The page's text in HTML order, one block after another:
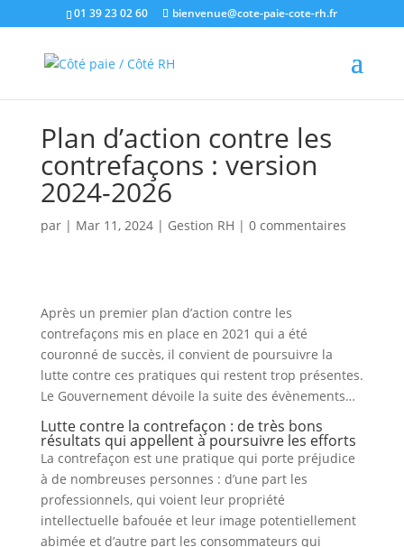
01 39 23 02 60 bienvenue@cote-paie-cote-rh.fr
Plan d’action contre les
contrefaçons : version
2024-2026
par | Mar 11, 2024| Gestion RH | 0 commentaires
Après un premier plan d’action contre les
contrefaçons mis en place en 2021 qui a été
couronné de succès, il convient de poursuivre la
lutte contre ces pratiques qui restent trop présentes.
Le Gouvernement dévoile la suite des évènements…
Lutte contre la contrefaçon : de très bons
résultats qui appellent à poursuivre les efforts
La contrefaçon est une pratique qui porte préjudice
à de nombreuses personnes : d’une part les
professionnels, qui voient leur propriété
intellectuelle bafouée et leur image potentiellement
abimée et d’autre part les consommateurs qui